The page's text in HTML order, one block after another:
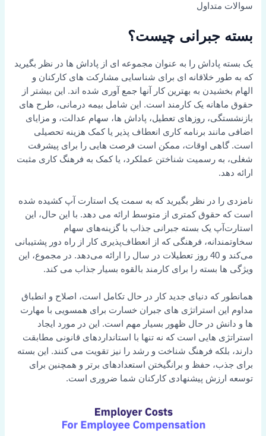
سوالات متداول
بسته جبرانی چیست؟
یک بسته پاداش را به عنوان مجموعه ای از پاداش ها در نظر بگیرید
که به طور خلاقانه ای برای شناسایی مشارکت های کارکنان و
الهام بخشیدن به بهترین کار آنها جمع آوری شده اند. این بیشتر از
حقوق ماهانه یک کارمند است. این شامل بیمه درمانی، طرح های
بازنشستگی، روزهای تعطیل، پاداش ها، سهام عدالت، و مزایای
اضافی مانند برنامه کاری انعطاف پذیر یا کمک هزینه تحصیلی
است. گاهی اوقات، ممکن است فرصت هایی را برای پیشرفت
شغلی، به رسمیت شناختن عملکرد، یا کمک به فرهنگ کاری مثبت
ارائه دهد.
نامزدی را در نظر بگیرید که به سمت یک استارت آپ کشیده شده
است که حقوق کمتری از متوسط ارائه می دهد. با این حال، این
استارت‌آپ یک بسته جبرانی جذاب با گزینه‌های سهام
سخاوتمندانه، فرهنگی که از انعطاف‌پذیری کار از راه دور پشتیبانی
می‌کند و 40 روز تعطیلات در سال را ارائه می‌دهد. در مجموع، این
ویژگی ها بسته را برای کارمند بالقوه بسیار جذاب می کند.
همانطور که دنیای جدید کار در حال تکامل است، اصلاح و انطباق
مداوم این استراتژی های جبران خسارت برای همسویی با مهارت
ها و دانش در حال ظهور بسیار مهم است. این در مورد ایجاد
استراتژی هایی است که نه تنها با استانداردهای قانونی مطابقت
دارند، بلکه فرهنگ شناخت و رشد را نیز تقویت می کنند. این بسته
برای جذب، حفظ و برانگیختن استعدادهای برتر و همچنین برای
توسعه ارزش پیشنهادی کارکنان شما ضروری است.